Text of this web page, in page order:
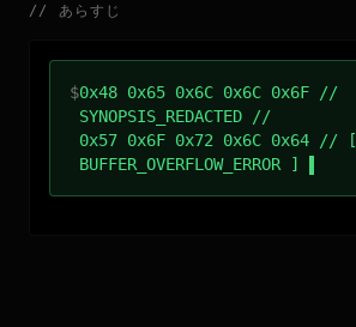
// あらすじ
$0x48 0x65 0x6C 0x6C 0x6F //
SYNOPSIS_REDACTED //
0x57 0x6F 0x72 0x6C 0x64 // [
BUFFER_OVERFLOW_ERROR ]